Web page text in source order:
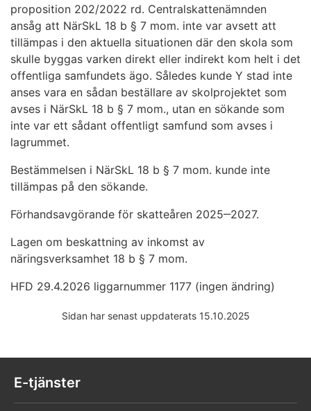
proposition 202/2022 rd. Centralskattenämnden
ansåg att NärSkL 18 b § 7 mom. inte var avsett att
tillämpas i den aktuella situationen där den skola som
skulle byggas varken direkt eller indirekt kom helt i det
offentliga samfundets ägo. Således kunde Y stad inte
anses vara en sådan beställare av skolprojektet som
avses i NärSkL 18 b § 7 mom., utan en sökande som
inte var ett sådant offentligt samfund som avses i
lagrummet.
Bestämmelsen i NärSkL 18 b § 7 mom. kunde inte
tillämpas på den sökande.
Förhandsavgörande för skatteåren 2025‒2027.
Lagen om beskattning av inkomst av
näringsverksamhet 18 b § 7 mom.
HFD 29.4.2026 liggarnummer 1177 (ingen ändring)
Sidan har senast uppdaterats 15.10.2025
E-tjänster